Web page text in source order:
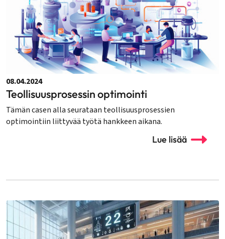
08.04.2024
Teollisuusprosessin optimointi
Tämän casen alla seurataan teollisuusprosessien
optimointiin liittyvää työtä hankkeen aikana.
Lue lisää